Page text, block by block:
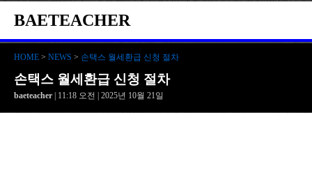
BAETEACHER
HOME > NEWS > 손택스 월세환급 신청 절차
손택스 월세환급 신청 절차
baeteacher | 11:18 오전 | 2025년 10월 21일